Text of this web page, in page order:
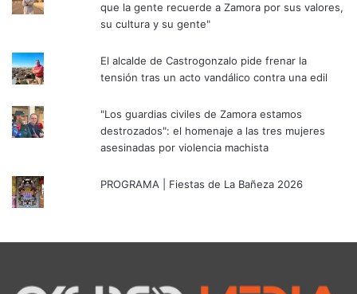
que la gente recuerde a Zamora por sus valores,
su cultura y su gente"
El alcalde de Castrogonzalo pide frenar la
tensión tras un acto vandálico contra una edil
"Los guardias civiles de Zamora estamos
destrozados": el homenaje a las tres mujeres
asesinadas por violencia machista
PROGRAMA | Fiestas de La Bañeza 2026